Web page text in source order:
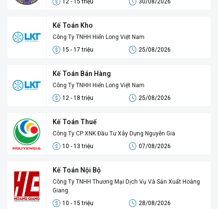
12 - 15 triệu 30/08/2026
Kế Toán Kho
Công Ty TNHH Hiển Long Việt Nam
15 - 17 triệu
25/08/2026
Kế Toán Bán Hàng
Công Ty TNHH Hiển Long Việt Nam
12 - 18 triệu
25/08/2026
Kế Toán Thuế
Công Ty CP XNK Đầu Tư Xây Dựng Nguyễn Gia
10 - 13 triệu
07/08/2026
Kế Toán Nội Bộ
Công Ty TNHH Thương Mại Dịch Vụ Và Sản Xuất Hoàng
Giang
10 - 15 triệu
28/08/2026